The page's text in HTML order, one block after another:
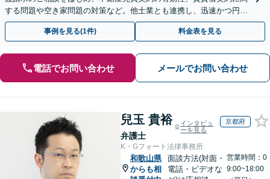
する問題や空き家問題の対策など。他士業とも連携し、迅速かつ円滑
な解決を目指します【顧問契約】【西宮北口駅3分】
事例を見る(1件) 料金表を見る
電話でお問い合わせ メールでお問い合わせ
兒玉 貴裕
弁護士
インタビュ
ーを見る
京都府
K・Gフォート法律事務所
和歌山県
からも相
面談方法(対面・
電話・ビデオな
営業時間：0
9:00~18:00